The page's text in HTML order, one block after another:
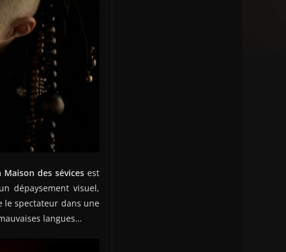
Maison des sévicesest
dépaysement visuel,
le spectateur dans une
langues…